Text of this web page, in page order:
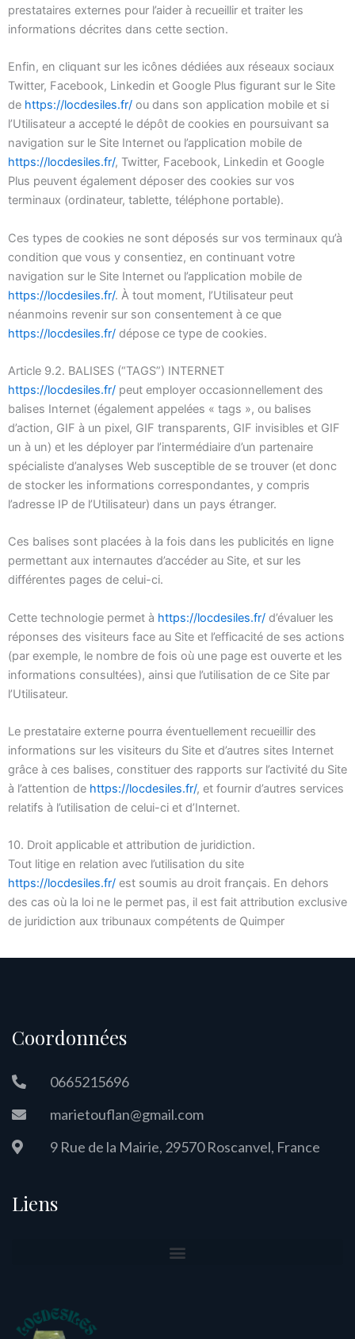
prestataires externes pour l’aider à recueillir et traiter les
informations décrites dans cette section.
Enfin, en cliquant sur les icônes dédiées aux réseaux sociaux
Twitter, Facebook, Linkedin et Google Plus figurant sur le Site
de https://locdesiles.fr/ ou dans son application mobile et si
l’Utilisateur a accepté le dépôt de cookies en poursuivant sa
navigation sur le Site Internet ou l’application mobile de
https://locdesiles.fr/, Twitter, Facebook, Linkedin et Google
Plus peuvent également déposer des cookies sur vos
terminaux (ordinateur, tablette, téléphone portable).
Ces types de cookies ne sont déposés sur vos terminaux qu’à
condition que vous y consentiez, en continuant votre
navigation sur le Site Internet ou l’application mobile de
https://locdesiles.fr/. À tout moment, l’Utilisateur peut
néanmoins revenir sur son consentement à ce que
https://locdesiles.fr/ dépose ce type de cookies.
Article 9.2. BALISES (“TAGS”) INTERNET
https://locdesiles.fr/ peut employer occasionnellement des
balises Internet (également appelées « tags », ou balises
d’action, GIF à un pixel, GIF transparents, GIF invisibles et GIF
un à un) et les déployer par l’intermédiaire d’un partenaire
spécialiste d’analyses Web susceptible de se trouver (et donc
de stocker les informations correspondantes, y compris
l’adresse IP de l’Utilisateur) dans un pays étranger.
Ces balises sont placées à la fois dans les publicités en ligne
permettant aux internautes d’accéder au Site, et sur les
différentes pages de celui-ci.
Cette technologie permet à https://locdesiles.fr/ d’évaluer les
réponses des visiteurs face au Site et l’efficacité de ses actions
(par exemple, le nombre de fois où une page est ouverte et les
informations consultées), ainsi que l’utilisation de ce Site par
l’Utilisateur.
Le prestataire externe pourra éventuellement recueillir des
informations sur les visiteurs du Site et d’autres sites Internet
grâce à ces balises, constituer des rapports sur l’activité du Site
à l’attention de https://locdesiles.fr/, et fournir d’autres services
relatifs à l’utilisation de celui-ci et d’Internet.
10. Droit applicable et attribution de juridiction.
Tout litige en relation avec l’utilisation du site
https://locdesiles.fr/ est soumis au droit français. En dehors
des cas où la loi ne le permet pas, il est fait attribution exclusive
de juridiction aux tribunaux compétents de Quimper
Coordonnées
0665215696
marietouflan@gmail.com
9 Rue de la Mairie, 29570 Roscanvel, France
Liens